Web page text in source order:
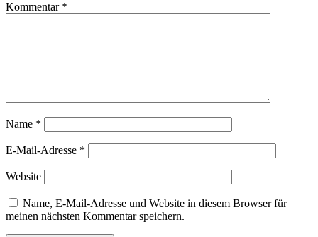
Kommentar *
Name *
E-Mail-Adresse *
Website
Name, E-Mail-Adresse und Website in diesem Browser für
meinen nächsten Kommentar speichern.